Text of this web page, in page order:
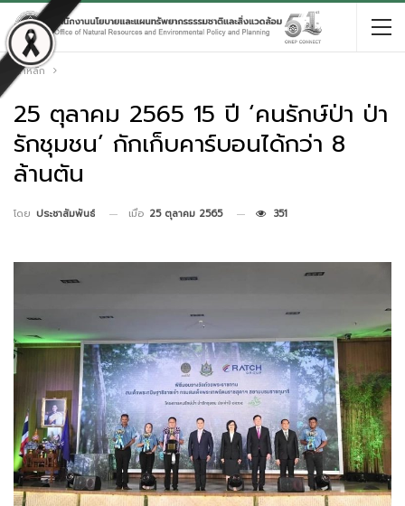
หน้าหลัก
25 ตุลาคม 2565 15 ปี ‘คนรักษ์ป่า ป่า
รักชุมชน’ กักเก็บคาร์บอนได้กว่า 8
ล้านตัน
โดย ประชาสัมพันธ์ เมื่อ 25 ตุลาคม 2565 351